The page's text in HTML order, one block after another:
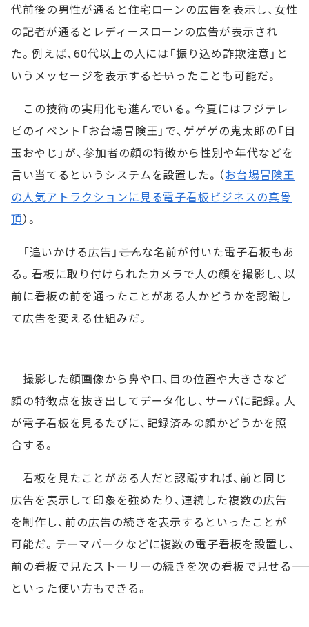
代前後の男性が通ると住宅ローンの広告を表示し、女性
の記者が通るとレディースローンの広告が表示され
た。例えば、60代以上の人には「振り込め詐欺注意」と
いうメッセージを表示する――といったことも可能だ。
この技術の実用化も進んでいる。今夏にはフジテレ
ビのイベント「お台場冒険王」で、ゲゲゲの鬼太郎の「目
玉おやじ」が、参加者の顔の特徴から性別や年代などを
言い当てるというシステムを設置した。（お台場冒険王
の人気アトラクションに見る電子看板ビジネスの真骨
頂）。
「追いかける広告」――こんな名前が付いた電子看板もあ
る。看板に取り付けられたカメラで人の顔を撮影し、以
前に看板の前を通ったことがある人かどうかを認識し
て広告を変える仕組みだ。
撮影した顔画像から鼻や口、目の位置や大きさなど
顔の特徴点を抜き出してデータ化し、サーバに記録。人
が電子看板を見るたびに、記録済みの顔かどうかを照
合する。
看板を見たことがある人だと認識すれば、前と同じ
広告を表示して印象を強めたり、連続した複数の広告
を制作し、前の広告の続きを表示するといったことが
可能だ。テーマパークなどに複数の電子看板を設置し、
前の看板で見たストーリーの続きを次の看板で見せる――
といった使い方もできる。